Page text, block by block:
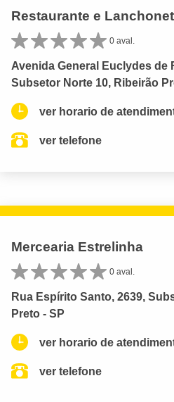
Restaurante e
0 aval.
Avenida General Euclydes de
Subsetor Norte 10, Ribeirão
ver horario de
ver telefone
Mercearia Estrelinha
0 aval.
Rua Espírito Santo, 2639,
Preto - SP
ver horario de
ver telefone